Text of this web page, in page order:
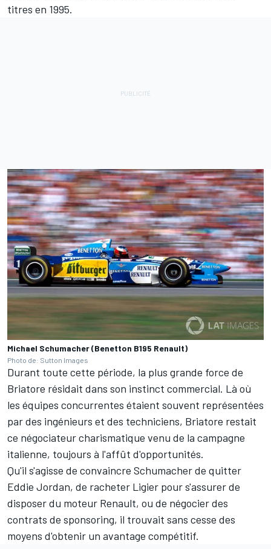
titres en 1995.
Michael Schumacher (Benetton B195 Renault)
Photo de: Sutton Images
Durant toute cette période, la plus grande force de
Briatore résidait dans son instinct commercial. Là où
les équipes concurrentes étaient souvent représentées
par des ingénieurs et des techniciens, Briatore restait
ce négociateur charismatique venu de la campagne
italienne, toujours à l'affût d'opportunités.
Qu'il s'agisse de convaincre Schumacher de quitter
Eddie Jordan, de racheter Ligier pour s'assurer de
disposer du moteur Renault, ou de négocier des
contrats de sponsoring, il trouvait sans cesse des
moyens d'obtenir un avantage compétitif.